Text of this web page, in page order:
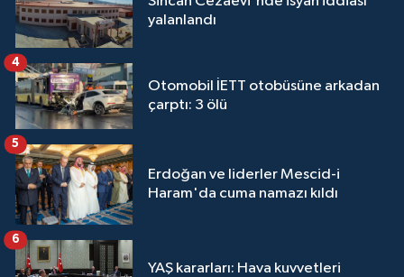
yalanlandı
Otomobil İETT otobüsüne arkadan
çarptı: 3 ölü
4
Erdoğan ve liderler Mescid-i
Haram'da cuma namazı kıldı
5
YAŞ kararları: Hava kuvvetleri
6